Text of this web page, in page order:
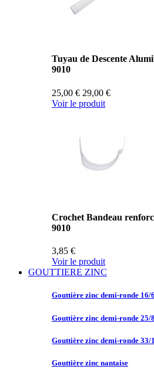
Tuyau de Descente
9010
25,00 € 29,00 €
Voir le produit
Crochet Bandeau
9010
3,85 €
Voir le produit
GOUTTIERE ZINC
Gouttière zinc demi-ronde 16/
Gouttière zinc demi-ronde 25/
Gouttière zinc demi-ronde 33/
Gouttière zinc nantaise